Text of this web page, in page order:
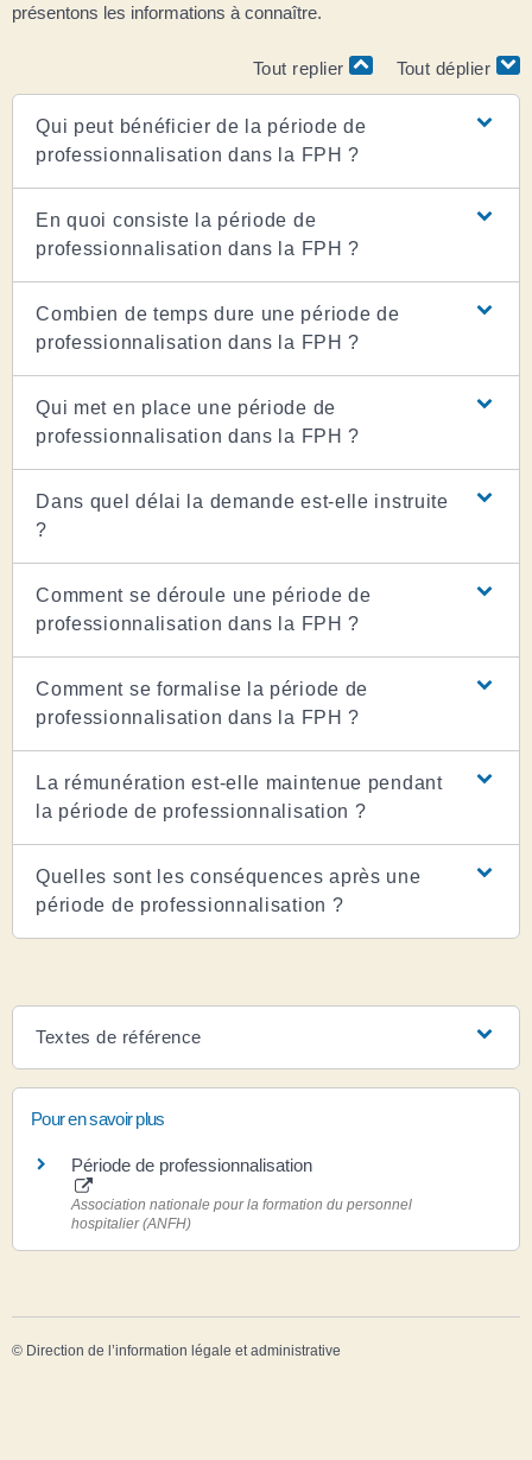
présentons les informations à connaître.
Tout replier Tout déplier
Qui peut bénéficier de la période de
professionnalisation dans la FPH ?
En quoi consiste la période de
professionnalisation dans la FPH ?
Combien de temps dure une période de
professionnalisation dans la FPH ?
Qui met en place une période de
professionnalisation dans la FPH ?
Dans quel délai la demande est-elle instruite
?
Comment se déroule une période de
professionnalisation dans la FPH ?
Comment se formalise la période de
professionnalisation dans la FPH ?
La rémunération est-elle maintenue pendant
la période de professionnalisation ?
Quelles sont les conséquences après une
période de professionnalisation ?
Textes de référence
Pour en savoir plus
Période de professionnalisation
Association nationale pour la formation du personnel
hospitalier (ANFH)
© Direction de l’information légale et administrative